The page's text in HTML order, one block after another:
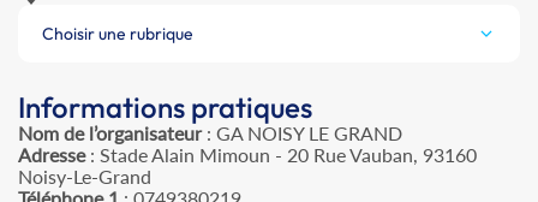
Choisir une rubrique
Informations pratiques
Nom de l’organisateur: GA NOISY LE GRAND
Adresse: Stade Alain Mimoun - 20 Rue Vauban, 93160
Noisy-Le-Grand